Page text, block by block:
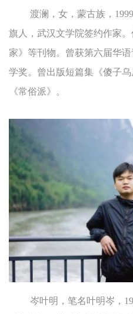
渡澜，女，蒙古族，
旗人，武汉文学院签约作家
家》等刊物。曾获第六届华
学奖。曾出版短篇集《傻子
《常俗派》。
岑叶明，笔名叶明岑，